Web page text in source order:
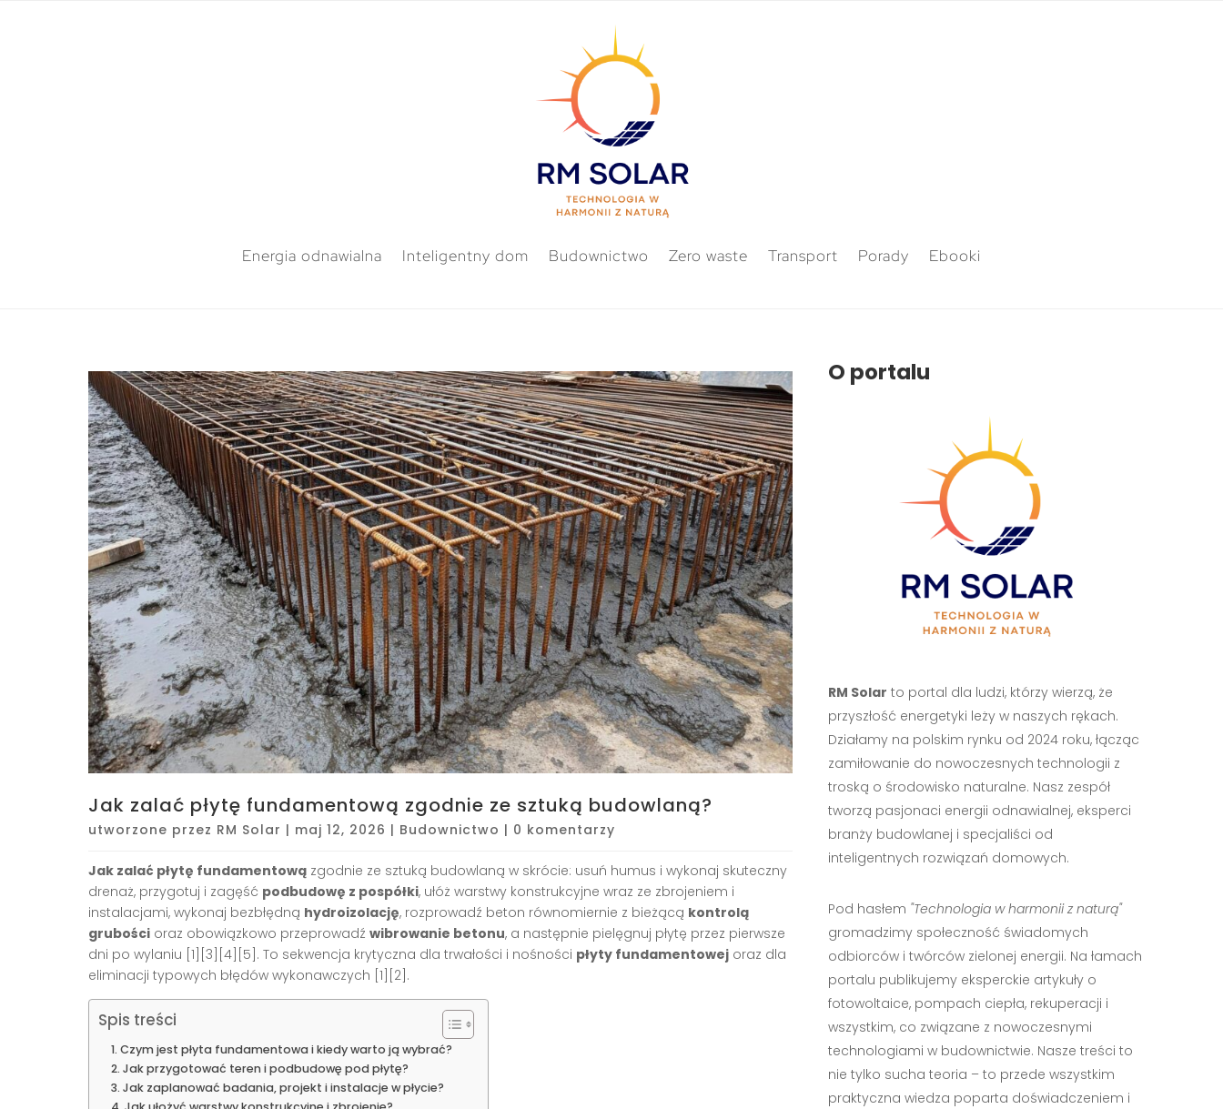
Energia odnawialna Inteligentny dom Budownictwo Zero waste Transport Porady Ebooki
Jak zalać płytę fundamentową zgodnie ze sztuką budowlaną?
utworzone przez RM Solar | maj 12, 2026 | Budownictwo | 0 komentarzy
Jak zalać płytę fundamentową zgodnie ze sztuką budowlaną w skrócie: usuń humus i wykonaj skuteczny
drenaż, przygotuj i zagęść podbudowę z pospółki, ułóż warstwy konstrukcyjne wraz ze zbrojeniem i
instalacjami, wykonaj bezbłędną hydroizolację, rozprowadź beton równomiernie z bieżącą kontrolą
grubości oraz obowiązkowo przeprowadź wibrowanie betonu, a następnie pielęgnuj płytę przez pierwsze
dni po wylaniu [1][3][4][5]. To sekwencja krytyczna dla trwałości i nośności płyty fundamentowej oraz dla
eliminacji typowych błędów wykonawczych [1][2].
Spis treści
Czym jest płyta fundamentowa i kiedy warto ją wybrać?
Jak przygotować teren i podbudowę pod płytę?
Jak zaplanować badania, projekt i instalacje w płycie?
O portalu
RM Solar to portal dla ludzi, którzy wierzą, że
przyszłość energetyki leży w naszych rękach.
Działamy na polskim rynku od 2024 roku, łącząc
zamiłowanie do nowoczesnych technologii z
troską o środowisko naturalne. Nasz zespół
tworzą pasjonaci energii odnawialnej, eksperci
branży budowlanej i specjaliści od
inteligentnych rozwiązań domowych.
Pod hasłem "Technologia w harmonii z naturą"
gromadzimy społeczność świadomych
odbiorców i twórców zielonej energii. Na łamach
portalu publikujemy eksperckie artykuły o
fotowoltaice, pompach ciepła, rekuperacji i
wszystkim, co związane z nowoczesnymi
technologiami w budownictwie. Nasze treści to
nie tylko sucha teoria – to przede wszystkim
praktyczna wiedza poparta doświadczeniem i